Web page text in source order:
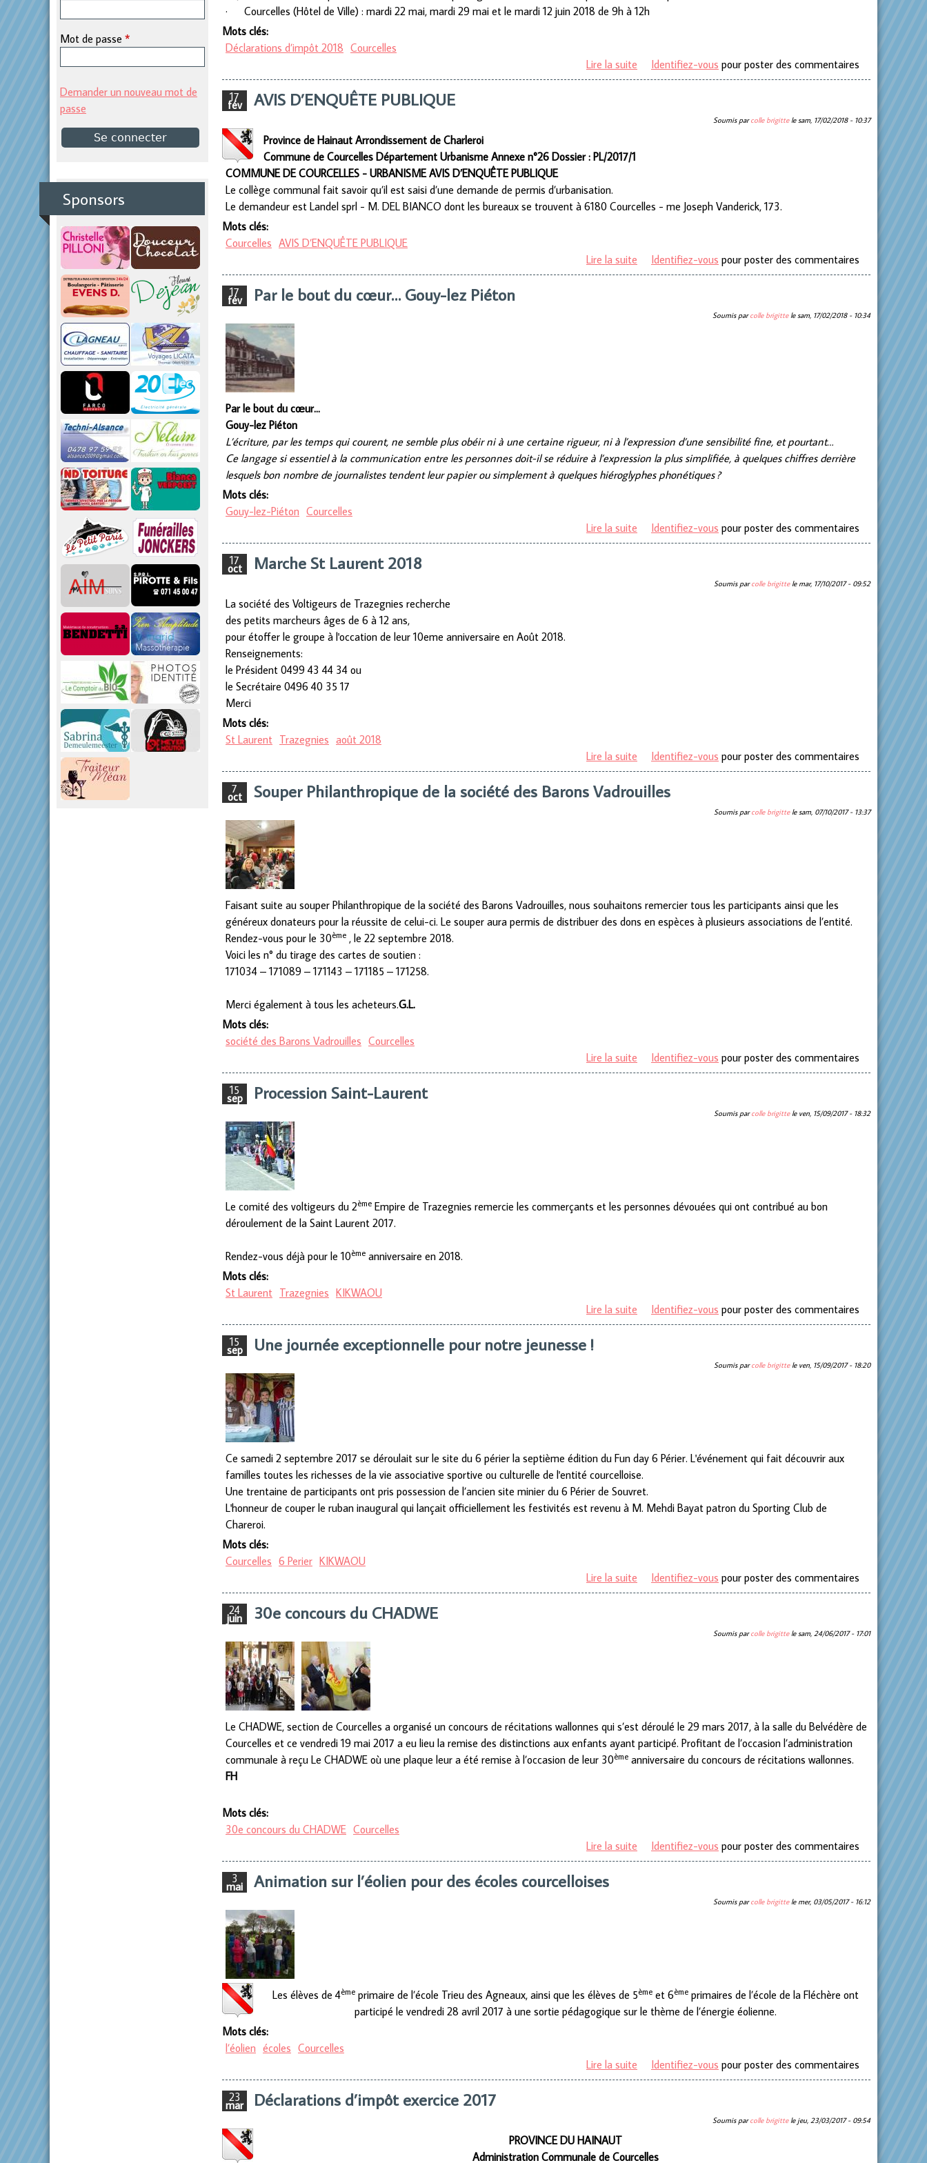
·
Courcelles (Hôtel de Ville) : mardi 22 mai, mardi 29 mai et le mardi 12 juin 2018 de 9h à 12h
Mots clés:
Déclarations d’impôt 2018 Courcelles
Lire la suite de Déclarations d’impôt 2018
Identifiez-vous pour poster des commentaires
17
fév AVIS D’ENQUÊTE PUBLIQUE
Soumis parcolle brigittelesam, 17/02/2018 - 10:37
Province de Hainaut Arrondissement de Charleroi
Commune de Courcelles Département Urbanisme Annexe n°26 Dossier : PL/2017/1
COMMUNE DE COURCELLES - URBANISMEAVIS D’ENQUÊTE PUBLIQUE
Le collège communal fait savoir qu’il est saisi d’une demande de permis d’urbanisation.
Le demandeur est Landel sprl - M. DEL BIANCO dont les bureaux se trouvent à 6180 Courcelles - me Joseph Vanderick, 173.
Mots clés:
Courcelles AVIS D’ENQUÊTE PUBLIQUE
Lire la suite de AVIS D’ENQUÊTE PUBLIQUE
Identifiez-vous pour poster des commentaires
17
fév Par le bout du cœur… Gouy-lez Piéton
Soumis parcolle brigittelesam, 17/02/2018 - 10:34
Par le bout du cœur…
Gouy-lez Piéton
L’écriture, par les temps qui courent, ne semble plus obéir ni à une certaine rigueur, ni à l’expression d’une sensibilité fine, et pourtant…
Ce langage si essentiel à la communication entre les personnes doit-il se réduire à l’expression la plus simplifiée, à quelques chiffres derrière
lesquels bon nombre de journalistes tendent leur papier ou simplement à quelques hiéroglyphes phonétiques ?
Mots clés:
Gouy-lez-Piéton Courcelles
Lire la suite de Par le bout du cœur… Gouy-lez Piéton
Identifiez-vous pour poster des commentaires
17
oct Marche St Laurent 2018
Soumis parcolle brigittele mar, 17/10/2017 - 09:52
La société des Voltigeurs de Trazegnies recherche
des petits marcheurs âges de 6 à 12 ans,
pour étoffer le groupe à l'occation de leur 10eme anniversaire en Août 2018.
Renseignements:
le Président 0499 43 44 34 ou
le Secrétaire 0496 40 35 17
Merci
Mots clés:
St Laurent Trazegnies août 2018
Lire la suite de Marche St Laurent 2018
Identifiez-vous pour poster des commentaires
7
oct Souper Philanthropique de la société des Barons Vadrouilles
Soumis parcolle brigittelesam, 07/10/2017 - 13:37
Faisant suite au souper Philanthropique de la société des Barons Vadrouilles, nous souhaitons remercier tous les participants ainsi que les
généreux donateurs pour la réussite de celui-ci. Le souper aura permis de distribuer des dons en espèces à plusieurs associations de l’entité.
Rendez-vous pour le 30ème , le 22 septembre 2018.
Voici les n° du tirage des cartes de soutien :
171034 – 171089 – 171143 – 171185 – 171258.
Merci également à tous les acheteurs.G.L.
Mots clés:
société des Barons Vadrouilles Courcelles
Lire la suite de Souper Philanthropique de la société des Barons
Vadrouilles
Identifiez-vous pour poster des commentaires
15
sep Procession Saint-Laurent
Soumis parcolle brigittele ven, 15/09/2017 - 18:32
Le comité des voltigeurs du 2ème Empire de Trazegnies remercie les commerçants et les personnes dévouées qui ont contribué au bon
déroulement de la Saint Laurent 2017.
Rendez-vous déjà pour le 10ème anniversaire en 2018.
Mots clés:
St Laurent Trazegnies KIKWAOU
Lire la suite de Procession Saint-Laurent
Identifiez-vous pour poster des commentaires
15
sep Une journée exceptionnelle pour notre jeunesse !
Soumis parcolle brigittele ven, 15/09/2017 - 18:20
Ce samedi 2 septembre 2017 se déroulait sur le site du 6 périer la septième édition du Fun day 6 Périer. L'événement qui fait découvrir aux
familles toutes les richesses de la vie associative sportive ou culturelle de l'entité courcelloise.
Une trentaine de participants ont pris possession de l’ancien site minier du 6 Périer de Souvret.
L'honneur de couper le ruban inaugural qui lançait officiellement les festivités est revenu à M. Mehdi Bayat patron du Sporting Club de
Chareroi.
Mots clés:
Courcelles 6 Perier KIKWAOU
Lire la suite de Une journée exceptionnelle pour notre jeunesse !
Identifiez-vous pour poster des commentaires
24
juin 30e concours du CHADWE
Soumis parcolle brigittelesam, 24/06/2017 - 17:01
Le CHADWE, section de Courcelles a organisé un concours de récitations wallonnes qui s’est déroulé le 29 mars 2017, à la salle du Belvédère de
Courcelles et ce vendredi 19 mai 2017 a eu lieu la remise des distinctions aux enfants ayant participé. Profitant de l’occasion l’administration
communale à reçu Le CHADWE où une plaque leur a été remise à l’occasion de leur 30ème anniversaire du concours de récitations wallonnes.
FH
Mots clés:
30e concours du CHADWE Courcelles
Lire la suite de 30e concours du CHADWE
Identifiez-vous pour poster des commentaires
3
mai Animation sur l’éolien pour des écoles courcelloises
Soumis parcolle brigittele mer, 03/05/2017 - 16:12
Les élèves de 4èmeprimaire de l’école Trieu des Agneaux, ainsi que les élèves de 5èmeet 6èmeprimaires de l’école de la Fléchère ont
participé le vendredi 28 avril 2017 à une sortie pédagogique sur le thème de l’énergie éolienne.
Mots clés:
l’éolien écoles Courcelles
Lire la suite de Animation sur l’éolien pour des écoles
courcelloises
Identifiez-vous pour poster des commentaires
23
mar Déclarations d’impôt exercice 2017
Soumis parcolle brigittele jeu, 23/03/2017 - 09:54
PROVINCE DU HAINAUT
Administration Communale de Courcelles
p
r
i
n
p
a
Mot de passe *
Demander un nouveau mot de
passe
Sponsors